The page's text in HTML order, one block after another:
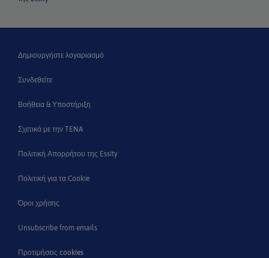
Δημιουργήστε λογαριασμό
Συνδεθείτε
Βοήθεια & Υποστήριξη
Σχετικά με την TENA
Πολιτική Απορρήτου της Essity
Πολιτική για τα Cookie
Όροι χρήσης
Unsubscribe from emails
Προτιμήσεις cookies